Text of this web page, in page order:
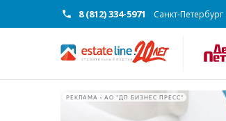
8 (812) 334-5971 Санкт-Петербург
РЕКЛАМА • АО "ДП БИЗНЕС ПРЕСС"